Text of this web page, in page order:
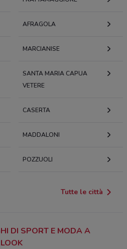
AFRAGOLA
MARCIANISE
SANTA MARIA CAPUA
VETERE
CASERTA
MADDALONI
POZZUOLI
Tutte le città
DI SPORT E MODA A